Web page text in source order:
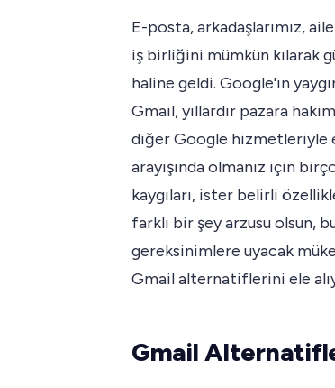
E-posta, arkadaşlarımız,
iş birliğini mümkün kılarak
haline geldi. Google'ın
Gmail, yıllardır pazara
diğer Google hizmetleriyle
arayışında olmanız için
kaygıları, ister belirli
farklı bir şey arzusu olsun,
gereksinimlere uyacak
Gmail alternatiflerini ele
Gmail